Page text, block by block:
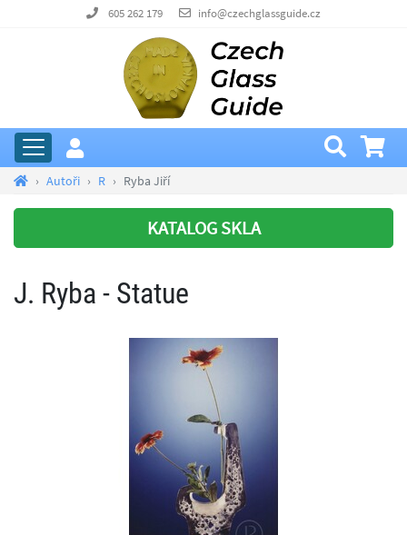
605 262 179 info@czechglassguide.cz
Autoři R Ryba Jiří
KATALOG SKLA
J. Ryba - Statue